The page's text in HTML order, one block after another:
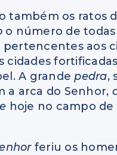
também os ratos
o número de todas
pertencentes aos
cidades
A grandepedra,
a arca do Senhor,
hoje no campo
feriu os